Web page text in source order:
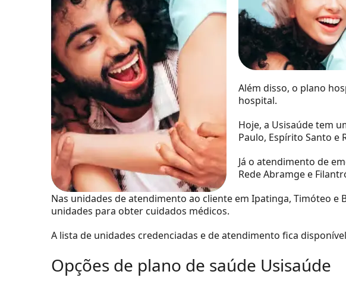
Além disso, o plano
hospital.
Hoje, a Usisaúde tem
Paulo, Espírito Santo e
Já o atendimento de
Rede Abramge e
Nas unidades de atendimento ao cliente em Ipatinga, Timóteo
unidades para obter cuidados médicos.
A lista de unidades credenciadas e de atendimento fica
Opções de plano de saúde Usisaúde